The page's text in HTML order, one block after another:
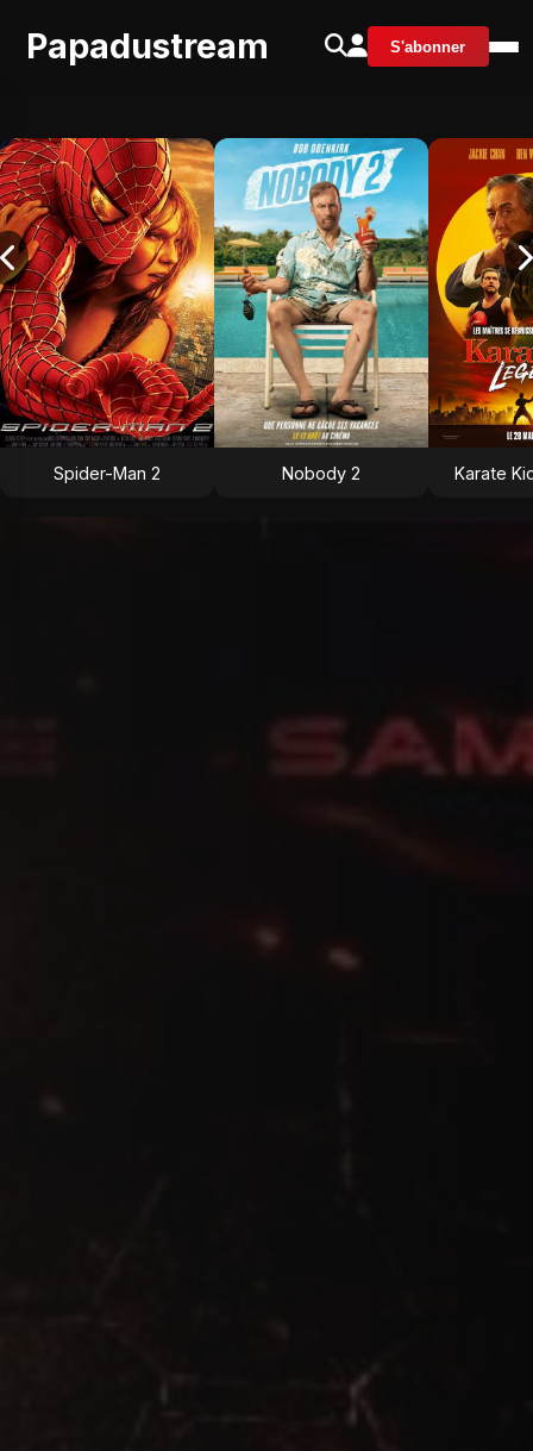
Papadustream S'abonner
Spider-Man 2 Nobody 2 Karate